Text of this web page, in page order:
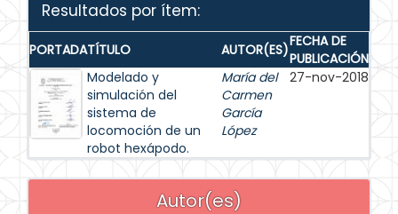
Resultados por ítem:
PORTADATÍTULO AUTOR(ES)FECHA DE
PUBLICACIÓN
Modelado y
simulación del
sistema de
locomoción de un
robot hexápodo.
María del
Carmen
García
López
27-nov-2018
Autor(es)